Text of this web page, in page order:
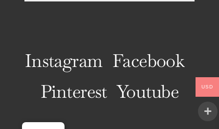
Instagram Facebook
Pinterest Youtube USD